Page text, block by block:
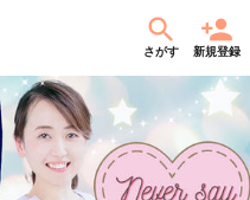
さがす 新規登録